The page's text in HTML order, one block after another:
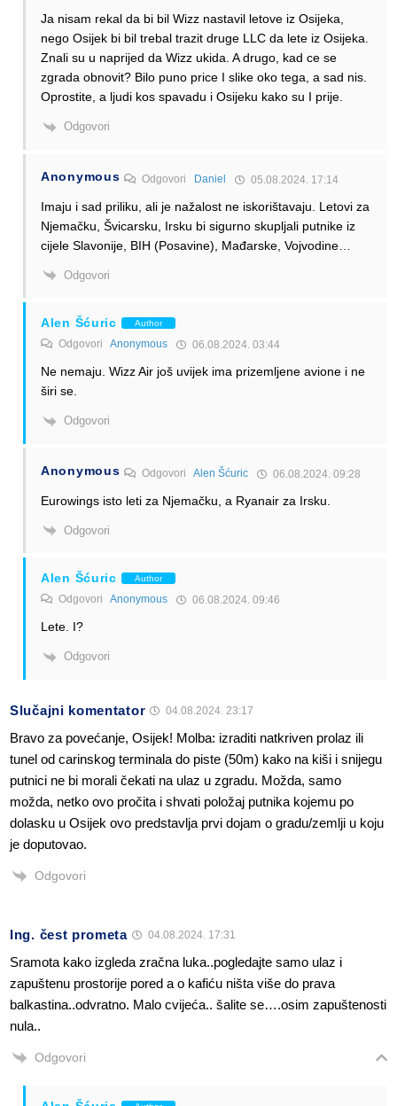
Ja nisam rekal da bi bil Wizz nastavil letove iz Osijeka,
nego Osijek bi bil trebal trazit druge LLC da lete iz Osijeka.
Znali su u naprijed da Wizz ukida. A drugo, kad ce se
zgrada obnovit? Bilo puno price I slike oko tega, a sad nis.
Oprostite, a ljudi kos spavadu i Osijeku kako su I prije.
Odgovori
Anonymous Odgovori Daniel 05.08.2024. 17:14
Imaju i sad priliku, ali je nažalost ne iskorištavaju. Letovi za
Njemačku, Švicarsku, Irsku bi sigurno skupljali putnike iz
cijele Slavonije, BIH (Posavine), Mađarske, Vojvodine…
Odgovori
Alen Šćuric Author
Odgovori Anonymous 06.08.2024. 03:44
Ne nemaju. Wizz Air još uvijek ima prizemljene avione i ne
širi se.
Odgovori
Anonymous OdgovoriAlen Šćuric 06.08.2024. 09:28
Eurowings isto leti za Njemačku, a Ryanair za Irsku.
Odgovori
Alen Šćuric Author
Odgovori Anonymous 06.08.2024. 09:46
Lete. I?
Odgovori
Slučajni komentator 04.08.2024. 23:17
Bravo za povećanje, Osijek! Molba: izraditi natkriven prolaz ili
tunel od carinskog terminala do piste (50m) kako na kiši i snijegu
putnici ne bi morali čekati na ulaz u zgradu. Možda, samo
možda, netko ovo pročita i shvati položaj putnika kojemu po
dolasku u Osijek ovo predstavlja prvi dojam o gradu/zemlji u koju
je doputovao.
Odgovori
Ing. čest prometa 04.08.2024. 17:31
Sramota kako izgleda zračna luka..pogledajte samo ulaz i
zapuštenu prostorije pored a o kafiću ništa više do prava
balkastina..odvratno. Malo cvijeća.. šalite se….osim zapuštenosti
nula..
Odgovori